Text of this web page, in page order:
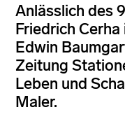
Anlässlich des
Friedrich
Edwin
Zeitung
Leben und
Maler.